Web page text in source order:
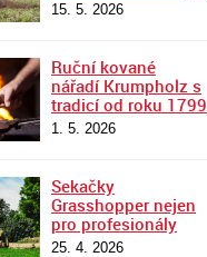
15. 5. 2026
Ruční kované
nářadí Krumpholz s
tradicí od roku 1799
1. 5. 2026
Sekačky
Grasshopper nejen
pro profesionály
25. 4. 2026